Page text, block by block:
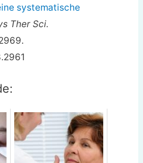
systematische
Ther Sci.